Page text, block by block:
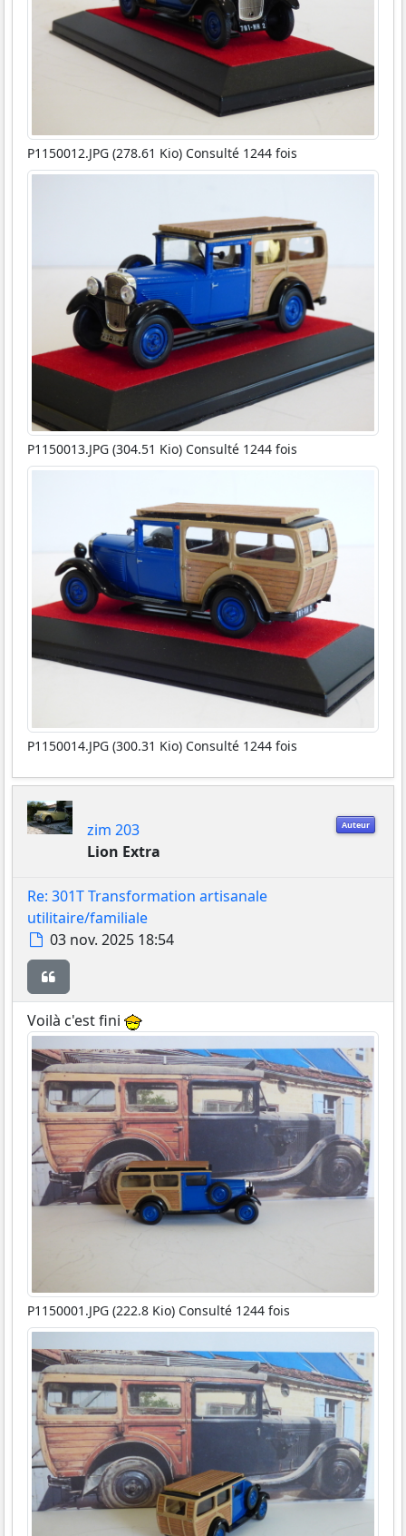
P1150012.JPG (278.61 Kio) Consulté 1244 fois
P1150013.JPG (304.51 Kio) Consulté 1244 fois
P1150014.JPG (300.31 Kio) Consulté 1244 fois
Auteur
zim 203
Lion Extra
Re: 301T Transformation artisanale
utilitaire/familiale
Message
03 nov. 2025 18:54
Voilà c'est fini
P1150001.JPG (222.8 Kio) Consulté 1244 fois